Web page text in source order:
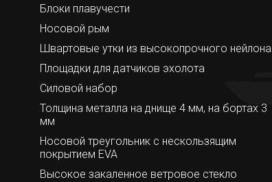
Блоки плавучести
Носовой рым
Швартовые утки из высокопрочного нейлона
Площадки для датчиков эхолота
Силовой набор
Толщина металла на днище 4 мм, на бортах 3
мм
Носовой треугольник с нескользящим
покрытием EVA
Высокое закаленное ветровое стекло